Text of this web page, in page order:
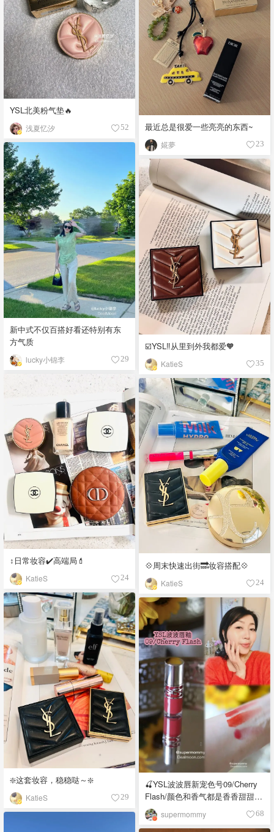
YSL北美粉气垫🔥
浅夏忆汐 52 最近总是很爱一些亮亮的东西~
婲夢 23
新中式不仅百搭好看还特别有东
方气质
lucky小锦李 29
☑️YSL‼️从里到外我都爱🧡
KatieS 35
↕️日常妆容✔️高端局💄
KatieS 24
💠周末快速出街🔜妆容搭配💠
KatieS 24
❇️这套妆容，稳稳哒～❇️
KatieS 29
🍒YSL波波唇新宠色号09/Cherry
Flash/颜色和香气都是香香甜甜的
樱桃味呀🍒
supermommy 68